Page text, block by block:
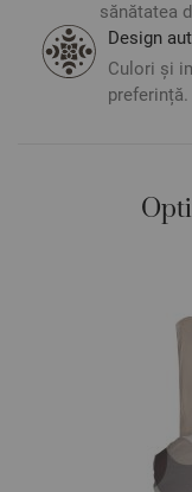
sau tonalitatea.
sănătatea
Design
Culori și
preferință.